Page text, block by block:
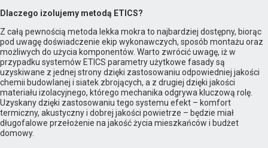
Dlaczego izolujemy metodą ETICS?
Z całą pewnością metoda lekka mokra to najbardziej dostępny, biorąc
pod uwagę doświadczenie ekip wykonawczych, sposób montażu oraz
możliwych do użycia komponentów. Warto zwrócić uwagę, iż w
przypadku systemów ETICS parametry użytkowe fasady są
uzyskiwane z jednej strony dzięki zastosowaniu odpowiedniej jakości
chemii budowlanej i siatek zbrojących, a z drugiej dzięki jakości
materiału izolacyjnego, którego mechanika odgrywa kluczową rolę.
Uzyskany dzięki zastosowaniu tego systemu efekt – komfort
termiczny, akustyczny i dobrej jakości powietrze – będzie miał
długofalowe przełożenie na jakość życia mieszkańców i budżet
domowy.